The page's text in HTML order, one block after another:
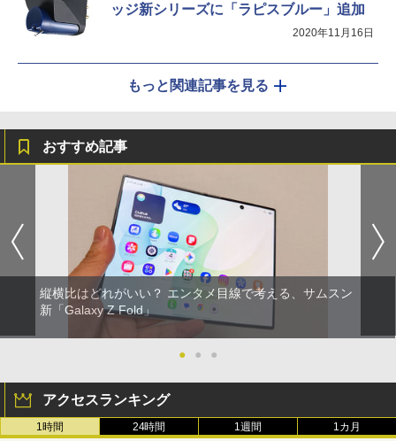
ッジ新シリーズに「ラピスブルー」追加
2020年11月16日
もっと関連記事を見る
おすすめ記事
縦横比はどれがいい？ エンタメ目線で考える、サムスン
新「Galaxy Z Fold」
● ● ●
アクセスランキング
1時間 24時間 1週間 1カ月